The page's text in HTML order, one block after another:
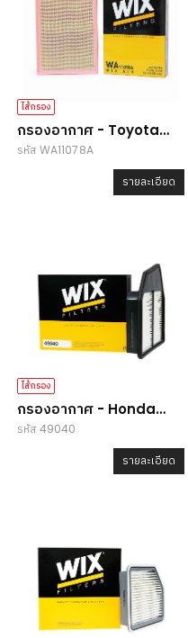
ไส้กรอง
กรองอากาศ - Toyota
Revo/Fortuner
รหัส WA11078A
รายละเอียด
ไส้กรอง
กรองอากาศ - Honda
Accord G8
รหัส 49040
รายละเอียด